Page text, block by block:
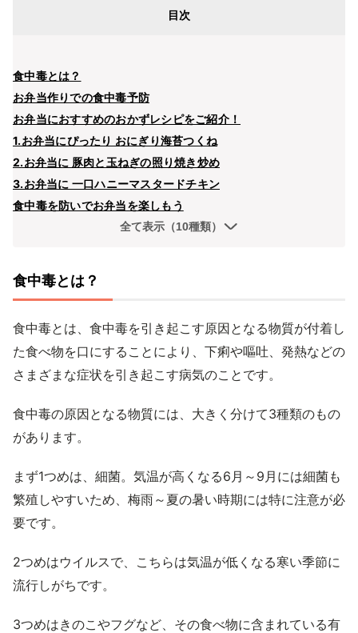
目次
食中毒とは？
お弁当作りでの食中毒予防
お弁当におすすめのおかずレシピをご紹介！
1.お弁当にぴったり おにぎり海苔つくね
2.お弁当に 豚肉と玉ねぎの照り焼き炒め
3.お弁当に 一口ハニーマスタードチキン
食中毒を防いでお弁当を楽しもう
全て表示（10種類）
食中毒とは？
食中毒とは、食中毒を引き起こす原因となる物質が付着し
た食べ物を口にすることにより、下痢や嘔吐、発熱などの
さまざまな症状を引き起こす病気のことです。
食中毒の原因となる物質には、大きく分けて3種類のもの
があります。
まず1つめは、細菌。気温が高くなる6月～9月には細菌も
繁殖しやすいため、梅雨～夏の暑い時期には特に注意が必
要です。
2つめはウイルスで、こちらは気温が低くなる寒い季節に
流行しがちです。
3つめはきのこやフグなど、その食べ物に含まれている有